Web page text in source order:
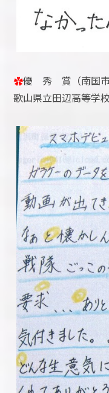
✿優 秀 賞（南国
歌山県立田辺高等学校